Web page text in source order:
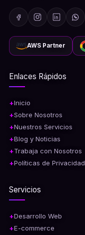
AWS Partner
Enlaces Rápidos
Inicio
Sobre Nosotros
Nuestros Servicios
Blog y Noticias
Trabaja con Nosotros
Políticas de Privacidad
Servicios
Desarrollo Web
E-commerce